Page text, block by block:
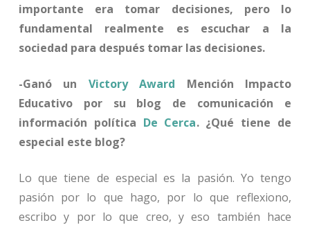
importante era tomar decisiones, pero lo
fundamental realmente es escuchar a la
sociedad para después tomar las decisiones.
-Ganó un Victory Award Mención Impacto
Educativo por su blog de comunicación e
información política De Cerca. ¿Qué tiene de
especial este blog?
Lo que tiene de especial es la pasión. Yo tengo
pasión por lo que hago, por lo que reflexiono,
escribo y por lo que creo, y eso también hace